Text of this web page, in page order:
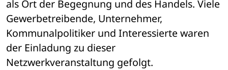
als Ort der Begegnung und des Handels. Viele
Gewerbetreibende, Unternehmer,
Kommunalpolitiker und Interessierte waren
der Einladung zu dieser
Netzwerkveranstaltung gefolgt.